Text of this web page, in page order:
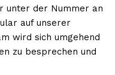
unter der Nummer an
auf unserer
wird sich umgehend
zu besprechen und